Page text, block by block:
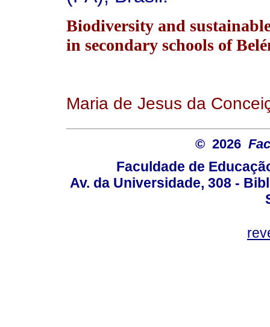
Biodiversity and
in secondary schools of
Maria de Jesus da
© 2026
Faculdade de
Av. da Universidade, 308 -